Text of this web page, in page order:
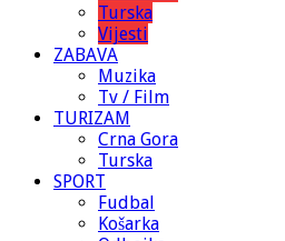
Turska
Vijesti
ZABAVA
Muzika
Tv / Film
TURIZAM
Crna Gora
Turska
SPORT
Fudbal
Košarka